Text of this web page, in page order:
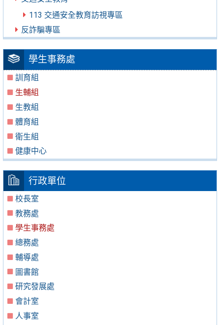
113 交通安全教育訪視專區
反詐騙專區
學生事務處
訓育組
生輔組
生教組
體育組
衛生組
健康中心
行政單位
校長室
教務處
學生事務處
總務處
輔導處
圖書館
研究發展處
會計室
人事室